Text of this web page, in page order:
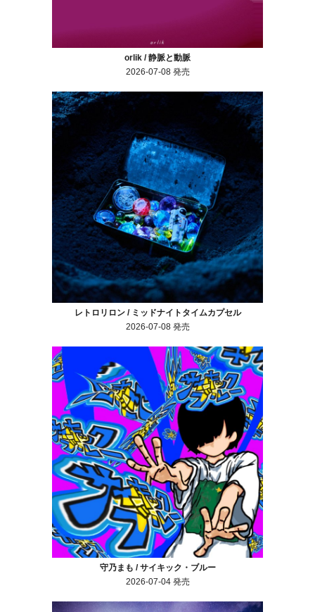
orlik / 静脈と動脈
2026-07-08 発売
レトロリロン / ミッドナイトタイムカプセル
2026-07-08 発売
守乃まも / サイキック・ブルー
2026-07-04 発売